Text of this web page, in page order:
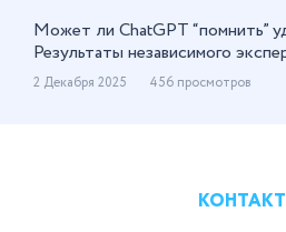
Может ли ChatGPT “помнить”
Результаты независимого
2 Декабря 2025 456 просмотров